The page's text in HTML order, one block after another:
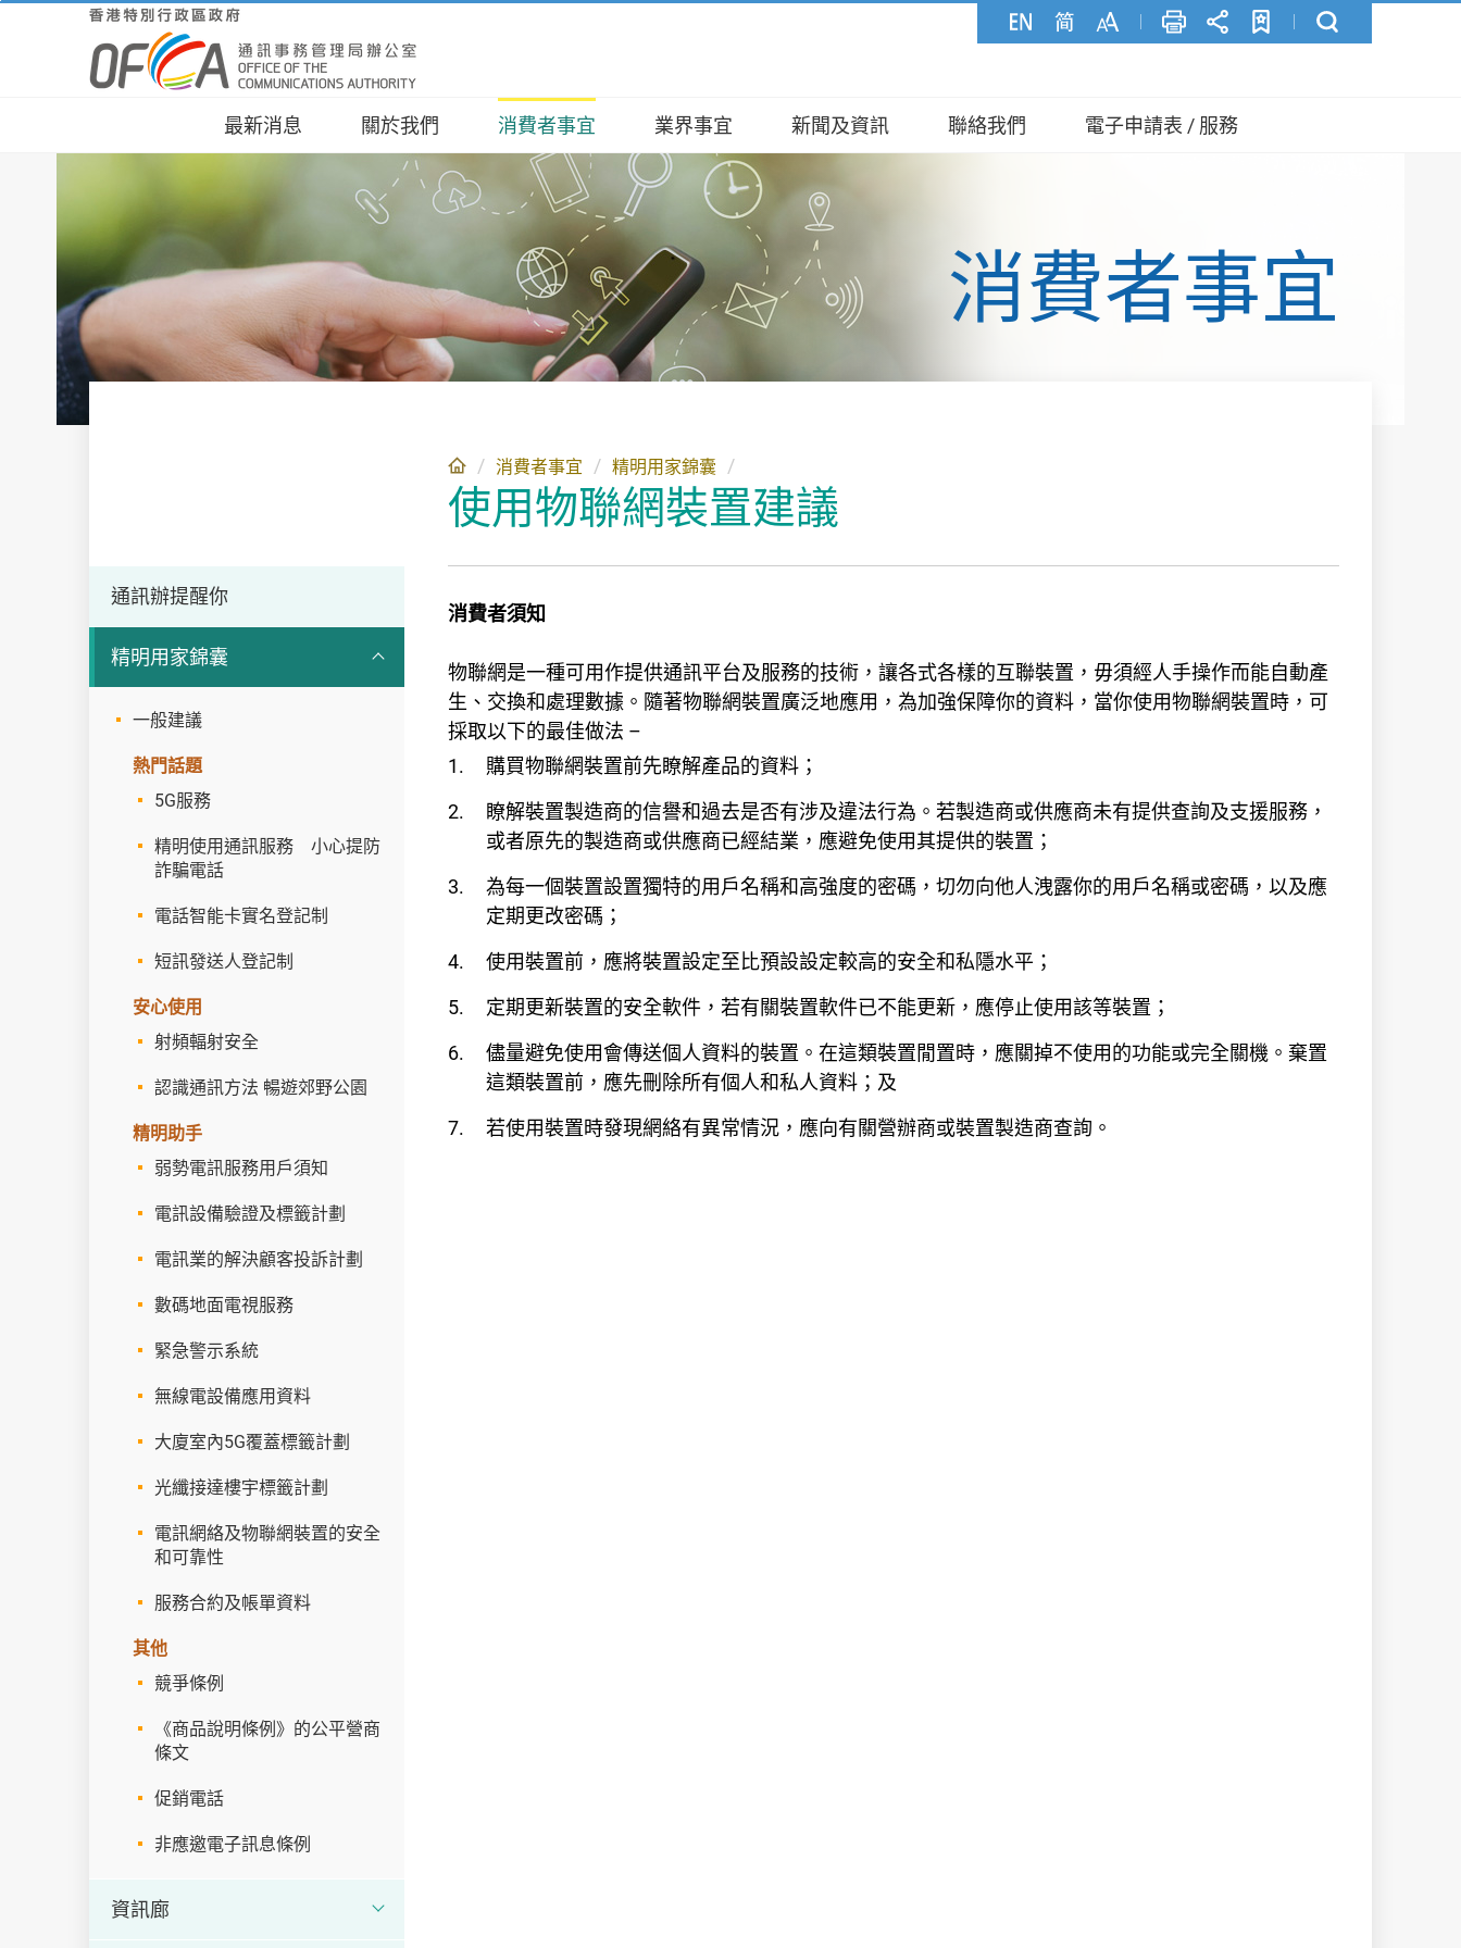
最新消息 關於我們
關於我們
角色及職能
抱負、使命、信念
諮詢委員會
工作報告
人才發展
通訊辦吉祥物
消費者事宜
消費者事宜
通訊辦提醒你
營辦商資訊
實用工具
業界事宜
業界事宜
規管及牌照事宜
無線電頻譜
標準
新聞及資訊
新聞及資訊
新聞公報
通訊事務便覽
里程碑
文章、演辭及資料
聯絡我們
聯絡我們
公眾查詢及投訴
不同種族人士支援服務
電子申請表 / 服務
電子申請表/ 服
務
舉報 / 投訴
網上證書服務
網上牌照服務
網上許可證服務
同意 / 取消接收網上通訊或其他電子訊
消費者事宜
消費者事宜 精明用家錦囊
使用物聯網裝置建議
通訊辦提醒你
精明用家錦囊
一般建議
熱門話題
5G服務
精明使用通訊服務 小心提防
詐騙電話
電話智能卡實名登記制
短訊發送人登記制
安心使用
射頻輻射安全
認識通訊方法 暢遊郊野公園
精明助手
弱勢電訊服務用戶須知
電訊設備驗證及標籤計劃
電訊業的解決顧客投訴計劃
數碼地面電視服務
緊急警示系統
無線電設備應用資料
大廈室內5G覆蓋標籤計劃
光纖接達樓宇標籤計劃
電訊網絡及物聯網裝置的安全
和可靠性
服務合約及帳單資料
其他
競爭條例
《商品說明條例》的公平營商
條文
促銷電話
非應邀電子訊息條例
資訊廊
消費者須知
物聯網是一種可用作提供通訊平台及服務的技術，讓各式各樣的互聯裝置，毋須經人手操作而能自動產
生、交換和處理數據。隨著物聯網裝置廣泛地應用，為加強保障你的資料，當你使用物聯網裝置時，可
採取以下的最佳做法 –
購買物聯網裝置前先瞭解產品的資料；
瞭解裝置製造商的信譽和過去是否有涉及違法行為。若製造商或供應商未有提供查詢及支援服務，
或者原先的製造商或供應商已經結業，應避免使用其提供的裝置；
為每一個裝置設置獨特的用戶名稱和高強度的密碼，切勿向他人洩露你的用戶名稱或密碼，以及應
定期更改密碼；
使用裝置前，應將裝置設定至比預設設定較高的安全和私隱水平；
定期更新裝置的安全軟件，若有關裝置軟件已不能更新，應停止使用該等裝置；
儘量避免使用會傳送個人資料的裝置。在這類裝置閒置時，應關掉不使用的功能或完全關機。棄置
這類裝置前，應先刪除所有個人和私人資料；及
若使用裝置時發現網絡有異常情況，應向有關營辦商或裝置製造商查詢。